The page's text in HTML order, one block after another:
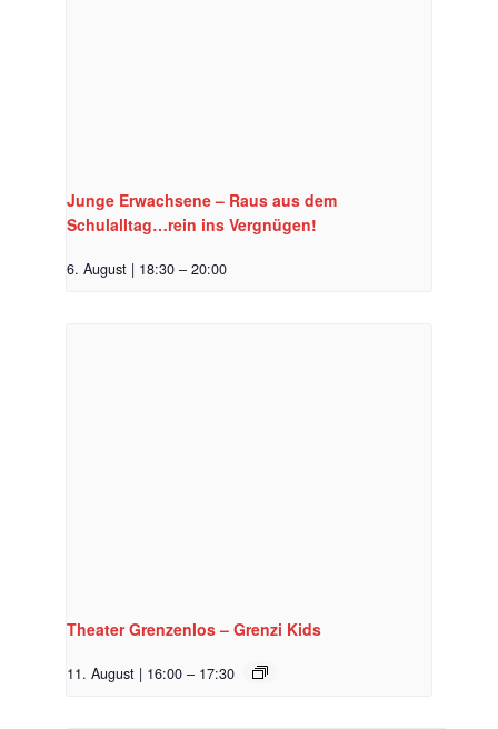
Junge Erwachsene – Raus aus dem
Schulalltag…rein ins Vergnügen!
6. August | 18:30 – 20:00
Theater Grenzenlos – Grenzi Kids
11. August | 16:00 – 17:30